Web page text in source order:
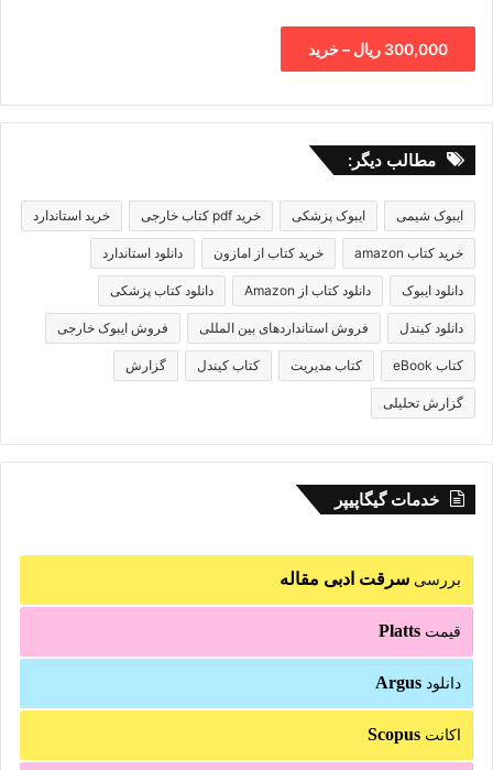
300,000 ریال – خرید
مطالب دیگر:
ایبوک شیمی ایبوک پزشکی خرید pdf کتاب خارجی خرید استاندارد
خرید کتاب amazon خرید کتاب از امازون دانلود استاندارد
دانلود ایبوک دانلود کتاب از Amazon دانلود کتاب پزشکی
دانلود کیندل فروش استانداردهای بین المللی فروش ایبوک خارجی
کتاب eBook کتاب مدیریت کتاب کیندل گزارش
گزارش تحلیلی
خدمات گیگاپیپر
بررسی سرقت ادبی مقاله
قیمت Platts
دانلود Argus
اکانت Scopus